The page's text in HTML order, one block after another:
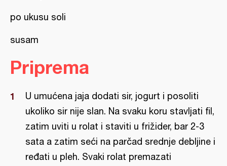
po ukusu soli
susam
Priprema
U umućena jaja dodati sir, jogurt i posoliti
ukoliko sir nije slan. Na svaku koru stavljati fil,
zatim uviti u rolat i staviti u frižider, bar 2-3
sata a zatim seći na parčad srednje debljine i
ređati u pleh. Svaki rolat premazati